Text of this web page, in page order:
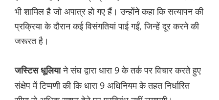
भी शामिल है जो अपात्र हो गए हैं। उन्होंने कहा कि सत्यापन की
प्रक्रिया के दौरान कई विसंगतियां पाई गईं, जिन्हें दूर करने की
जरूरत है।
जस्टिस धूलियाने संघ द्वारा धारा 9 के तर्क पर विचार करते हुए
संक्षेप में टिप्पणी की कि धारा 9 अधिनियम के तहत निर्धारित